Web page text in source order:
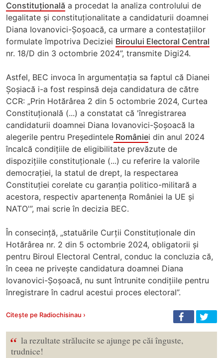
Constituțională a procedat la analiza controlului de
legalitate și constituționalitate a candidaturii doamnei
Diana Iovanovici-Șoșoacă, ca urmare a contestațiilor
formulate împotriva Deciziei Biroului Electoral Central
nr. 18/D din 3 octombrie 2024”, transmite Digi24.
Astfel, BEC invoca în argumentația sa faptul că Dianei
Șoșiacă i-a fost respinsă deja candidatura de către
CCR: „Prin Hotărârea 2 din 5 octombrie 2024, Curtea
Constituțională (...) a constatat că 'înregistrarea
candidaturii doamnei Diana Iovanovici-Șoșoacă la
alegerile pentru Președintele României din anul 2024
încalcă condițiile de eligibilitate prevăzute de
dispozițiile constituționale (...) cu referire la valorile
democrației, la statul de drept, la respectarea
Constituției corelate cu garanția politico-militară a
acestora, respectiv apartenența României la UE și
NATO'”, mai scrie în decizia BEC.
În consecință, „statuările Curții Constituționale din
Hotărârea nr. 2 din 5 octombrie 2024, obligatorii și
pentru Biroul Electoral Central, conduc la concluzia că,
în ceea ne privește candidatura doamnei Diana
Iovanovici-Șoșoacă, nu sunt întrunite condițiile pentru
înregistrare în cadrul acestui proces electoral”.
Citește pe Radiochisinau ›
“ la rezultate strălucite se ajunge pe căi înguste,
trudnice!